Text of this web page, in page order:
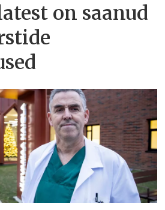
on saanud